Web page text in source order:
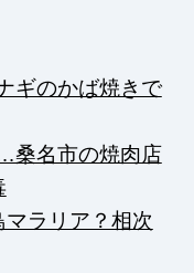
ギのかば焼きで
桑名市の焼肉店
ラリア？相次